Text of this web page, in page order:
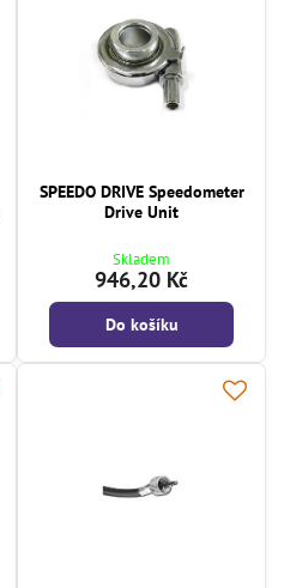
SPEEDO DRIVE Speedometer
Drive Unit
Skladem
946,20 Kč
Do košíku